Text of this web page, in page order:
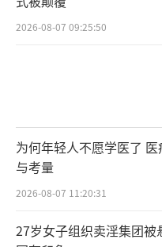
2026-08-07 09:25:50
为何年轻人不愿学医了
与考量
2026-08-07 11:20:31
27岁女子组织卖淫集团被